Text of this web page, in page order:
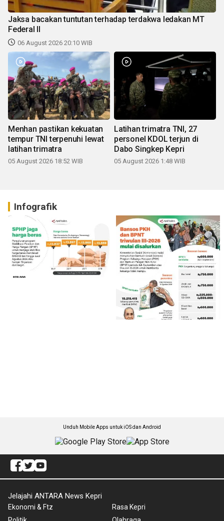
Jaksa bacakan tuntutan terhadap terdakwa ledakan MT
Federal II
06 August 2026 20:10 WIB
Menhan pastikan kekuatan
tempur TNI terpenuhi lewat
latihan trimatra
05 August 2026 18:52 WIB
Latihan trimatra TNI, 27
personel KDOL terjun di
Dabo Singkep Kepri
05 August 2026 1:48 WIB
Infografik
Unduh Mobile Apps untuk iOS dan Android
Jelajahi ANTARA News Kepri
Ekonomi & Ftz
Rasa Kepri